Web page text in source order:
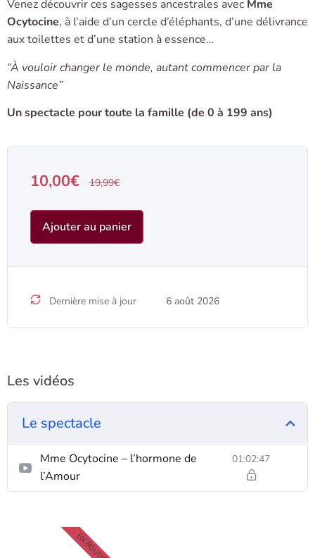
Venez découvrir ces sagesses ancestrales avec Mme
Ocytocine, à l’aide d’un cercle d’éléphants, d’une délivrance
aux toilettes et d’une station à essence…
“À vouloir changer le monde, autant commencer par la
Naissance”
Un spectacle pour toute la famille (de 0 à 199 ans)
10,00€ 19,99€
Ajouter au panier
Dernière mise à jour 6 août 2026
Les vidéos
Le spectacle
Mme Ocytocine – l’hormone de
l’Amour
01:02:47